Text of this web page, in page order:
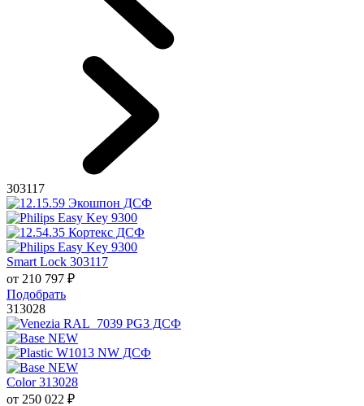
303117
Smart Lock 303117
от 210 797 ₽
Подобрать
313028
Color 313028
от 250 022 ₽